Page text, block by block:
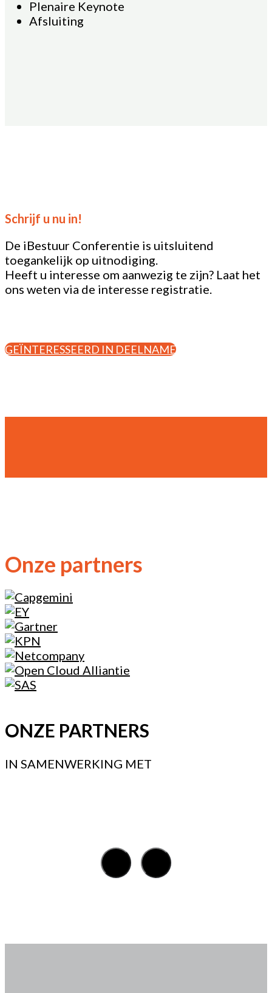
Plenaire Keynote
Afsluiting
Schrijf u nu in!
De iBestuur Conferentie is uitsluitend
toegankelijk op uitnodiging.
Heeft u interesse om aanwezig te zijn? Laat het
ons weten via de interesse registratie.
GEÏNTERESSEERD IN DEELNAME
Onze partners
ONZE PARTNERS
IN SAMENWERKING MET